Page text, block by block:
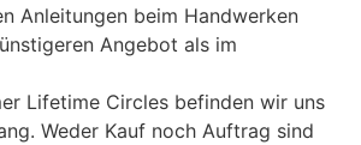
Anleitungen beim Handwerken
Angebot als im
Lifetime Circles befinden wir uns
Weder Kauf noch Auftrag sind